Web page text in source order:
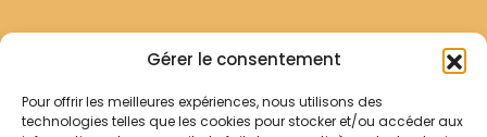
Gérer le consentement
Pour offrir les meilleures expériences, nous utilisons des
technologies telles que les cookies pour stocker et/ou accéder aux
Archives Franciscaines
RECHERCHER